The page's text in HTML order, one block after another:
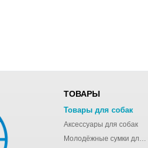
ТОВАРЫ
Товары для собак
Аксессуары для собак
Молодёжные сумки для девушек